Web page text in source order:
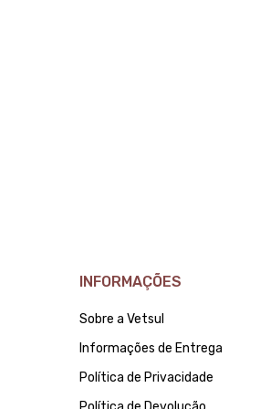
INFORMAÇÕES
Sobre a Vetsul
Informações de Entrega
Política de Privacidade